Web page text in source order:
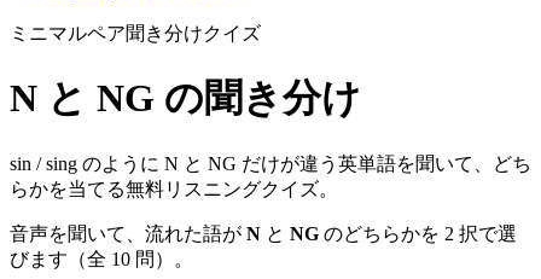
ミニマルペア聞き分けクイズ
N と NG の聞き分け
sin / sing のように N と NG だけが違う英単語を聞いて、どち
らかを当てる無料リスニングクイズ。
音声を聞いて、流れた語が N と NG のどちらかを 2 択で選
びます（全 10 問）。